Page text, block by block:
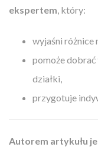
ekspertem , który:
wyjaśni różnice
pomoże
działki,
przygotuje
Autorem artykułu